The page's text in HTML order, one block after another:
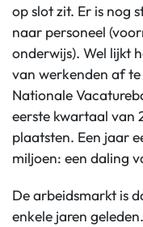
op slot zit. Er is nog
naar personeel
onderwijs). Wel lijkt
van werkenden af
Nationale
eerste kwartaal van
plaatsten. Een jaar
miljoen: een daling
De arbeidsmarkt is
enkele jaren